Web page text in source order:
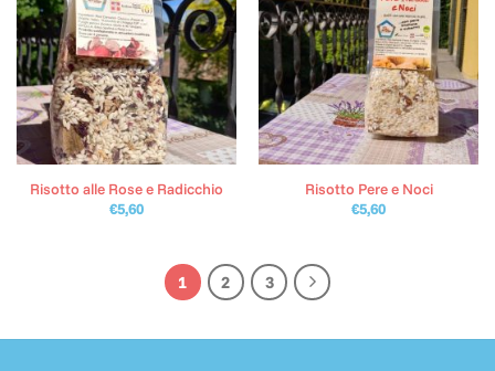
Risotto alle Rose e Radicchio
€5,60
Risotto Pere e Noci
€5,60
1 2 3